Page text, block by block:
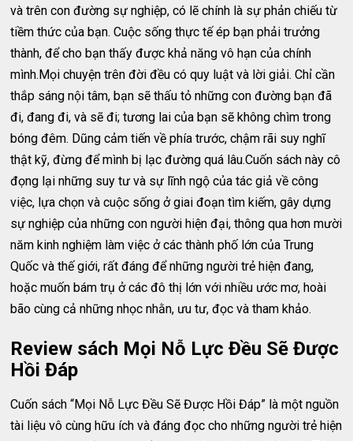
và trên con đường sự nghiệp, có lẽ chính là sự phản chiếu từ
tiềm thức của bạn. Cuộc sống thực tế ép bạn phải trưởng
thành, để cho bạn thấy được khả năng vô hạn của chính
mình.Mọi chuyện trên đời đều có quy luật và lời giải. Chỉ cần
thắp sáng nội tâm, bạn sẽ thấu tỏ những con đường bạn đã
đi, đang đi, và sẽ đi; tương lai của bạn sẽ không chìm trong
bóng đêm. Dũng cảm tiến về phía trước, chậm rãi suy nghĩ
thật kỹ, đừng để mình bị lạc đường quá lâu.Cuốn sách này cô
đọng lại những suy tư và sự lĩnh ngộ của tác giả về công
việc, lựa chọn và cuộc sống ở giai đoạn tìm kiếm, gây dựng
sự nghiệp của những con người hiện đại, thông qua hơn mười
năm kinh nghiệm làm việc ở các thành phố lớn của Trung
Quốc và thế giới, rất đáng để những người trẻ hiện đang,
hoặc muốn bám trụ ở các đô thị lớn với nhiều ước mơ, hoài
bão cùng cả những nhọc nhằn, ưu tư, đọc và tham khảo.
Review sách Mọi Nỗ Lực Đều Sẽ Được
Hồi Đáp
Cuốn sách “Mọi Nỗ Lực Đều Sẽ Được Hồi Đáp” là một nguồn
tài liệu vô cùng hữu ích và đáng đọc cho những người trẻ hiện